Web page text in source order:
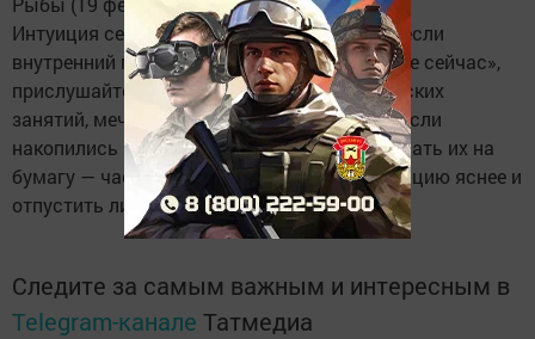
Интуиция сегодня особенно точна, так что если
внутренний голос шепчет «подожди» или «не сейчас»,
прислушайтесь. День подойдёт для творческих
занятий, мечтаний и неспешных прогулок. Если
накопились переживания, попробуйте записать их на
бумагу — часто это помогает увидеть ситуацию яснее и
отпустить лишнее.
Следите за самым важным и интересным в
Telegram-канале Татмедиа